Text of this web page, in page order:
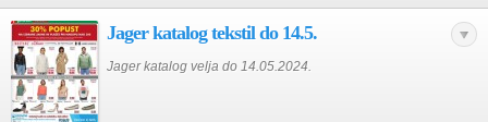
Jager katalog tekstil do 14.5.
Jager katalog velja do 14.05.2024.